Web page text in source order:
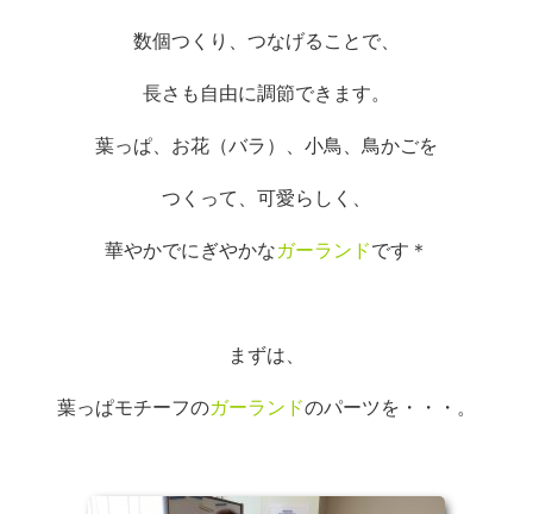
数個つくり、つなげることで、
長さも自由に調節できます。
葉っぱ、お花（バラ）、小鳥、鳥かごを
つくって、可愛らしく、
華やかでにぎやかなガーランドです＊
まずは、
葉っぱモチーフのガーランドのパーツを・・・。